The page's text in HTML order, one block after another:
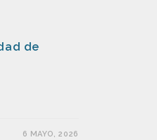
de
6 MAYO, 2026